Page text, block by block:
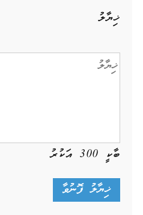
ޚިޔާލު
ބާކީ 300އަކުރު